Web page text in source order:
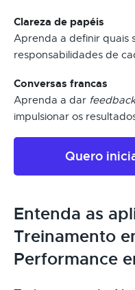
Clareza de papéis
Aprenda a definir quais
responsabilidades de
Conversas francas
Aprenda a dar feedback
impulsionar os
Quero
Entenda as
Treinamento
Performance